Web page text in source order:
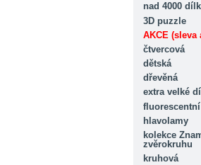
nad 4000
3D puzzle
AKCE (sleva
čtvercová
dětská
dřevěná
extra velké
fluorescentní
hlavolamy
kolekce
zvěrokruhu
kruhová